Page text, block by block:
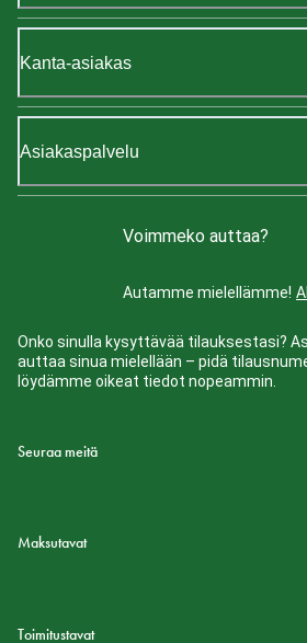
Kanta-asiakas
Asiakaspalvelu
Voimmeko auttaa?
Autamme mielellämme!
Onko sinulla kysyttävää tilauksestasi?
auttaa sinua mielellään – pidä
löydämme oikeat tiedot nopeammin.
Seuraa meitä
Maksutavat
Toimitustavat